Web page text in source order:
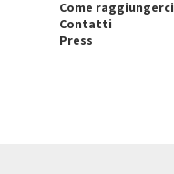
Come raggiungerci
Contatti
Press